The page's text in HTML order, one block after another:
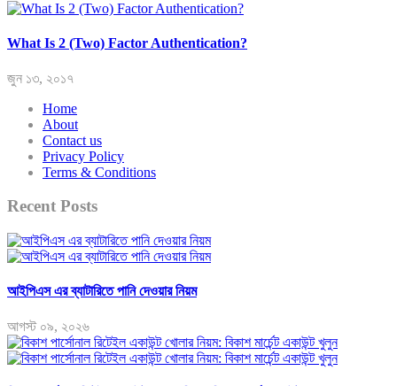
What Is 2 (Two) Factor Authentication?
জুন ১৩, ২০১৭
Home
About
Contact us
Privacy Policy
Terms & Conditions
Recent Posts
আইপিএস এর ব্যাটারিতে পানি দেওয়ার নিয়ম
আগস্ট ০৯, ২০২৬